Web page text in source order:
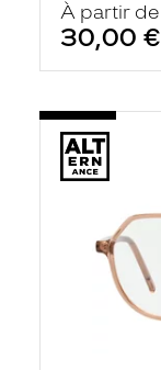
À partir de
30,00 €